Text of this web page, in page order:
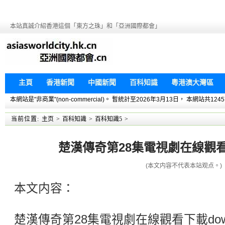
本站真誠介紹香港這個「東方之珠」和「亞洲國際都會」
主頁 香港新聞 中國新聞 百科知識 粵港澳大灣區
本網站是"非商業"(non-commercial)。 暫統計至2026年3月13日， 本網站共
当前位置: 主页 > 百科知識 > 百科知識5 >
楚漢傳奇第28集電視劇在線觀
(本文内容不代表本站观点。)
本文内容：
楚漢傳奇第28集電視劇在線觀看下載